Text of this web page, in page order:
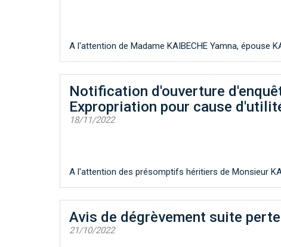
A l'attention de Madame KAIBECHE Yamna, épouse
Notification d'ouverture
Expropriation pour cause
18/11/2022
A l'attention des présomptifs héritiers de Monsieur
Avis de dégrèvement suite
21/10/2022